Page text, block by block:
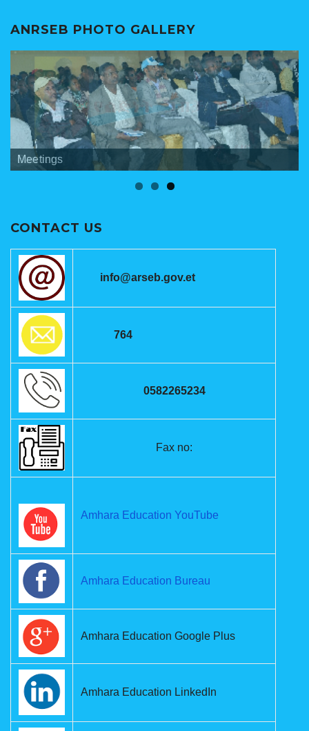
ANRSEB PHOTO GALLERY
ANRSEB Photo Gallery
Banners
Meetings
CONTACT US
info@arseb.gov.et
764
0582265234
Fax no:
Amhara Education YouTube
Amhara Education Bureau
Amhara Education Google Plus
Amhara Education LinkedIn